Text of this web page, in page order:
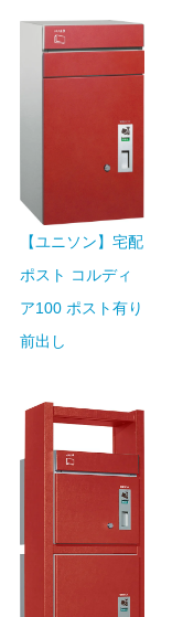
【ユニソン】宅配
ポスト コルディ
ア100 ポスト有り
前出し